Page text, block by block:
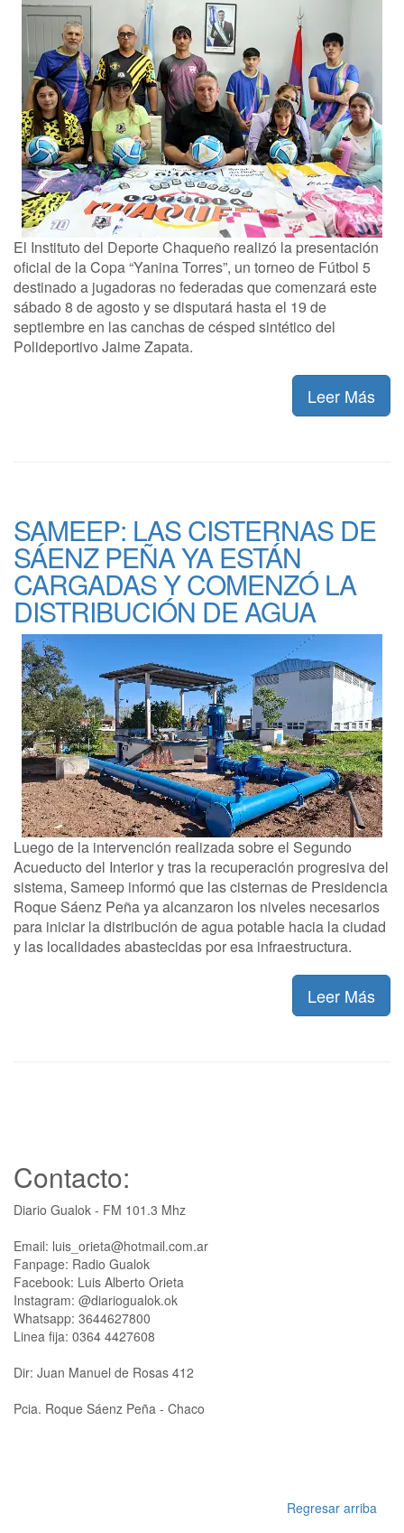
El Instituto del Deporte Chaqueño realizó la presentación
oficial de la Copa “Yanina Torres”, un torneo de Fútbol 5
destinado a jugadoras no federadas que comenzará este
sábado 8 de agosto y se disputará hasta el 19 de
septiembre en las canchas de césped sintético del
Polideportivo Jaime Zapata.
Leer Más
SAMEEP: LAS CISTERNAS DE
SÁENZ PEÑA YA ESTÁN
CARGADAS Y COMENZÓ LA
DISTRIBUCIÓN DE AGUA
Luego de la intervención realizada sobre el Segundo
Acueducto del Interior y tras la recuperación progresiva del
sistema, Sameep informó que las cisternas de Presidencia
Roque Sáenz Peña ya alcanzaron los niveles necesarios
para iniciar la distribución de agua potable hacia la ciudad
y las localidades abastecidas por esa infraestructura.
Leer Más
Contacto:
Diario Gualok - FM 101.3 Mhz
Email: luis_orieta@hotmail.com.ar
Fanpage: Radio Gualok
Facebook: Luis Alberto Orieta
Instagram: @diariogualok.ok
Whatsapp: 3644627800
Linea fija: 0364 4427608
Dir: Juan Manuel de Rosas 412
Pcia. Roque Sáenz Peña - Chaco
Regresar arriba